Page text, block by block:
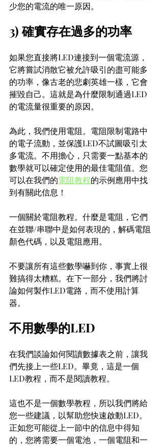
少您的電流的唯一原因。
3) 確實存在過多的功率
如果您直接將LED連接到一個電流源，
它將嘗試消散它被允許吸引的盡可能多
的功率，像古老的悲劇英雄一樣，它會
摧毀自己。這就是為什麼限制通過LED
的電流量很重要的原因。
為此，我們使用電阻。電阻限制電路中
的電子流動，並保護LED不試圖吸引太
多電流。不用擔心，只需要一點基本的
數學就可以確定使用的最佳電阻值。您
可以在我們的電阻教程的示例應用中找
到有關此信息！
一個關於電阻教程。什麼是電阻，它們
在並聯/串聯中是如何表現的，解碼電阻
顏色代碼，以及電阻應用。
不要讓所有這些數學嚇到你，事實上很
難搞得太糟糕。在下一部分，我們將討
論如何製作LED電路，而不使用計算
器。
不用數學的LED
在我們談論如何閱讀數據表之前，讓我
們先接上一些LED。畢竟，這是一個
LED教程，而不是閱讀教程。
這也不是一個數學教程，所以我們將給
您一些建議，以幫助您快速啟動LED。
正如您可能從上一節中的信息中得知
的，您將需要一個電池，一個電阻和一